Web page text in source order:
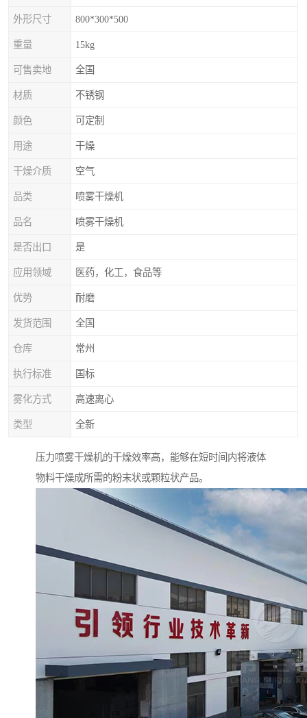
外形尺寸 800*300*500
重量 15kg
可售卖地 全国
材质 不锈钢
颜色 可定制
用途 干燥
干燥介质 空气
品类 喷雾干燥机
品名 喷雾干燥机
是否出口 是
应用领域 医药，化工，食品等
优势 耐磨
发货范围 全国
仓库 常州
执行标准 国标
雾化方式 高速离心
类型 全新
压力喷雾干燥机的干燥效率高，能够在短时间内将液体
物料干燥成所需的粉末状或颗粒状产品。